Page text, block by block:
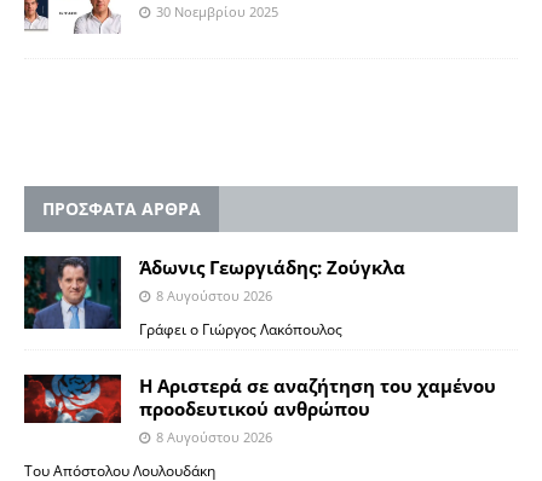
30 Νοεμβρίου 2025
ΠΡΟΣΦΑΤΑ ΑΡΘΡΑ
Άδωνις Γεωργιάδης: Ζούγκλα
8 Αυγούστου 2026
Γράφει ο Γιώργος Λακόπουλος
Η Αριστερά σε αναζήτηση του χαμένου
προοδευτικού ανθρώπου
8 Αυγούστου 2026
Του Απόστολου Λουλουδάκη